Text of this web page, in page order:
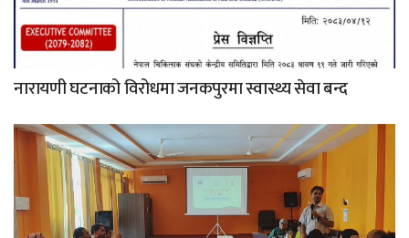
नारायणी घटनाको विरोधमा जनकपुरमा स्वास्थ्य सेवा बन्द